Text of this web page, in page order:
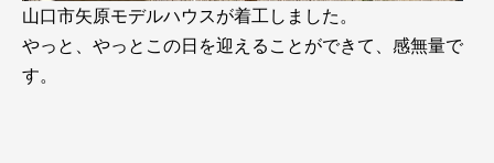
山口市矢原モデルハウスが着工しました。
やっと、やっとこの日を迎えることができて、感無量で
す。